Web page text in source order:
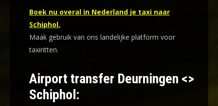
Boek nu overal in Nederland je taxi naar
Schiphol.
Maak gebruik van ons landelijke platform voor
taxiritten.
Airport transfer Deurningen <>
Schiphol: